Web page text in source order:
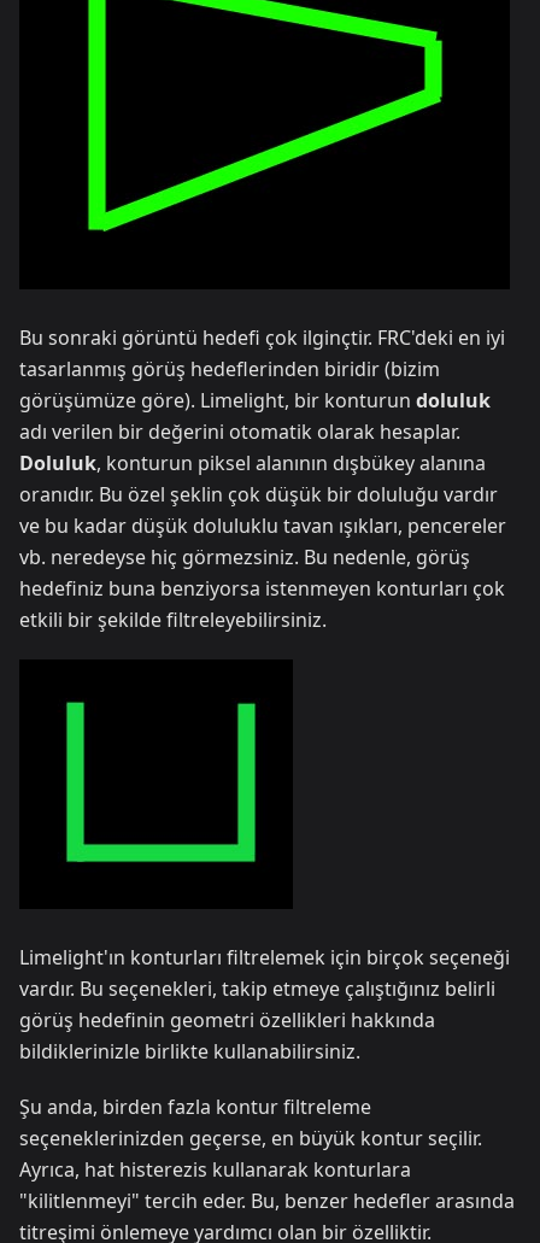
Bu sonraki görüntü hedefi çok ilginçtir. FRC'deki en iyi
tasarlanmış görüş hedeflerinden biridir (bizim
görüşümüze göre). Limelight, bir konturun doluluk
adı verilen bir değerini otomatik olarak hesaplar.
Doluluk, konturun piksel alanının dışbükey alanına
oranıdır. Bu özel şeklin çok düşük bir doluluğu vardır
ve bu kadar düşük doluluklu tavan ışıkları, pencereler
vb. neredeyse hiç görmezsiniz. Bu nedenle, görüş
hedefiniz buna benziyorsa istenmeyen konturları çok
etkili bir şekilde filtreleyebilirsiniz.
Limelight'ın konturları filtrelemek için birçok seçeneği
vardır. Bu seçenekleri, takip etmeye çalıştığınız belirli
görüş hedefinin geometri özellikleri hakkında
bildiklerinizle birlikte kullanabilirsiniz.
Şu anda, birden fazla kontur filtreleme
seçeneklerinizden geçerse, en büyük kontur seçilir.
Ayrıca, hat histerezis kullanarak konturlara
"kilitlenmeyi" tercih eder. Bu, benzer hedefler arasında
titreşimi önlemeye yardımcı olan bir özelliktir.